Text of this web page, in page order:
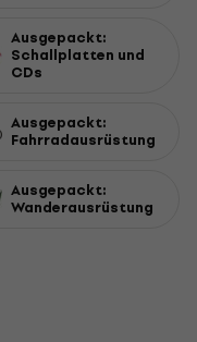
Ausgepackt:
Schallplatten und
CDs
Ausgepackt:
Fahrradausrüstung
Ausgepackt:
Wanderausrüstung